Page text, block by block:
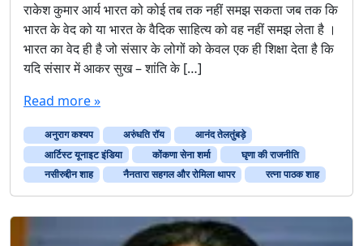
राकेश कुमार आर्य भारत को कोई तब तक नहीं समझ सकता जब तक कि
भारत के वेद को या भारत के वैदिक साहित्य को वह नहीं समझ लेता है ।
भारत का वेद ही है जो संसार के लोगों को केवल एक ही शिक्षा देता है कि
यदि संसार में आकर सुख – शांति के […]
Read more »
अनुराग कश्यप अरुंधति रॉय
आनंद तेलतुंबड़े
आर्टिस्ट यूनाइट इंडिया
कोंकणा सेना शर्मा
घृणा की राजनीति
नसीरुद्दीन शाह
नैनतारा सहगल और रोमिला थापर रत्ना पाठक शाह